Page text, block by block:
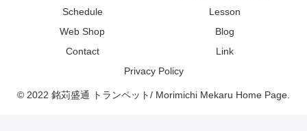
Schedule
Lesson
Web Shop
Blog
Contact
Link
Privacy Policy
© 2022 銘苅盛通 トランペット/ Morimichi Mekaru Home Page.